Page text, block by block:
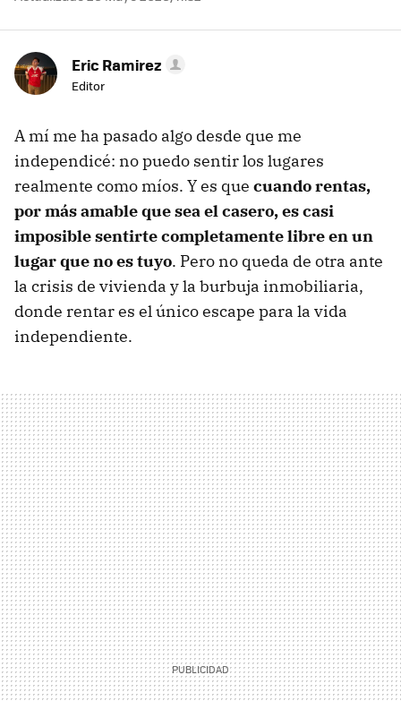
Eric Ramirez
Editor
A mí me ha pasado algo desde que me
independicé: no puedo sentir los lugares
realmente como míos. Y es que cuando rentas,
por más amable que sea el casero, es casi
imposible sentirte completamente libre en un
lugar que no es tuyo. Pero no queda de otra ante
la crisis de vivienda y la burbuja inmobiliaria,
donde rentar es el único escape para la vida
independiente.